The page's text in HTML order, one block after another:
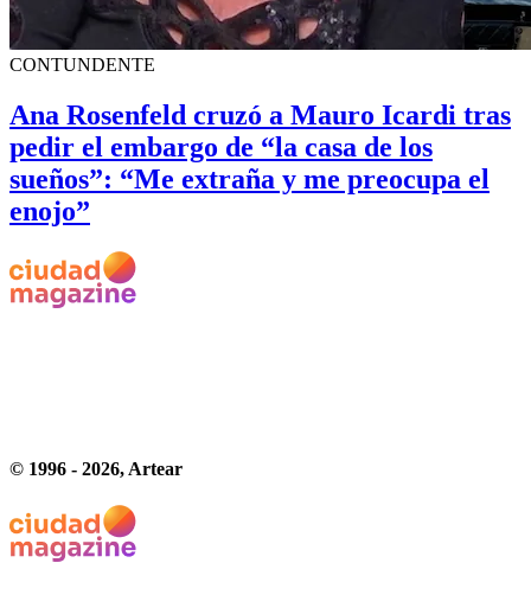
CONTUNDENTE
Ana Rosenfeld cruzó a Mauro Icardi tras
pedir el embargo de “la casa de los
sueños”: “Me extraña y me preocupa el
enojo”
© 1996 - 2026, Artear